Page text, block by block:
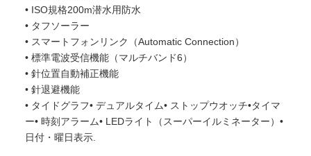
• ISO規格200m潜水用防水
• タフソーラー
• スマートフォンリンク（Automatic Connection）
• 標準電波受信機能（マルチバンド6）
• 針位置自動補正機能
• 針退避機能
• タイドグラフ• デュアルタイム• ストップウオッチ•タイマ
ー• 時刻アラーム• LEDライト（スーパーイルミネーター）•
日付・曜日表示.